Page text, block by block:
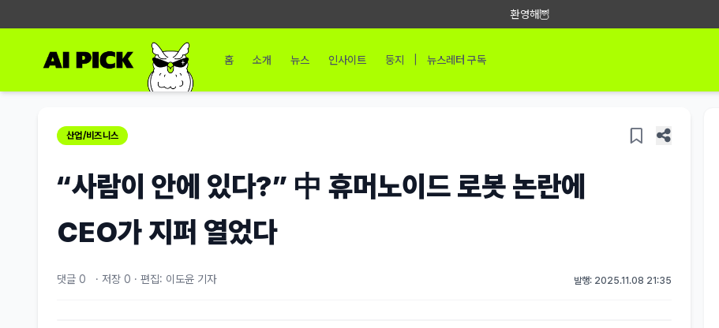
환영해🦉
홈 소개 뉴스 인사이트 둥지 뉴스레터 구독
산업/비즈니스
“사람이 안에 있다?” 中 휴머노이드 로봇 논란에
CEO가 지퍼 열었다
댓글 0 · 저장 0 · 편집: 이도윤 기자 발행: 2025.11.08 21:35